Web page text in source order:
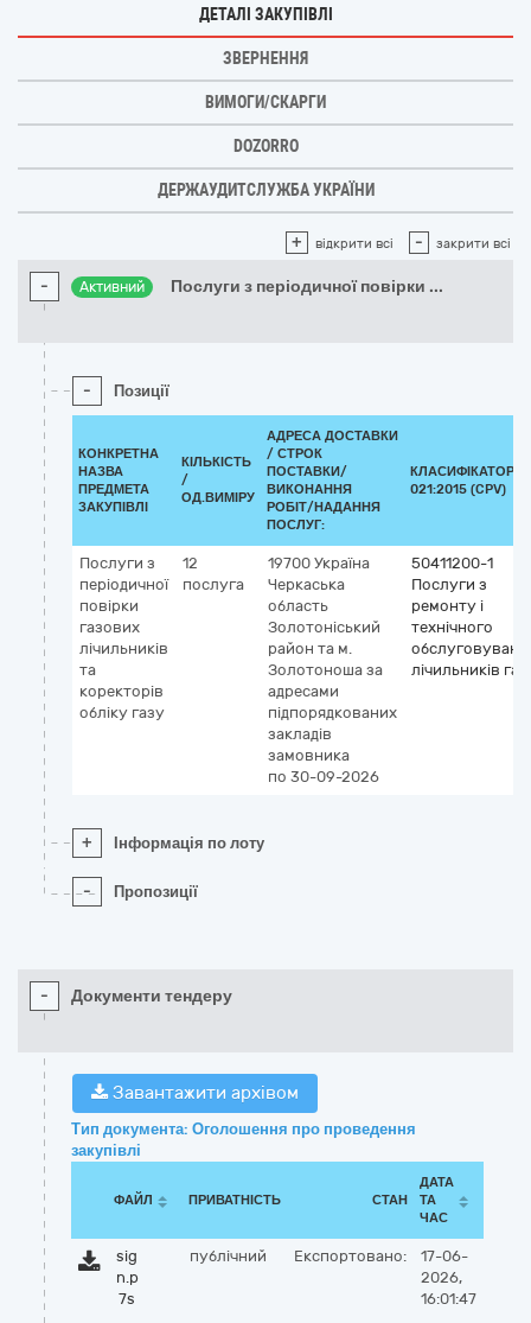
ДЕТАЛІ ЗАКУПІВЛІ
ЗВЕРНЕННЯ
ВИМОГИ/СКАРГИ
DOZORRO
ДЕРЖАУДИТСЛУЖБА УКРАЇНИ
+ відкрити всі - закрити всі
- Активний Послуги з періодичної повірки ...
- Позиції
КОНКРЕТНА
НАЗВА
ПРЕДМЕТА
ЗАКУПІВЛІ
КІЛЬКІСТЬ
/
ОД.ВИМІРУ
АДРЕСА ДОСТАВКИ
/ СТРОК
ПОСТАВКИ/
ВИКОНАННЯ
РОБІТ/НАДАННЯ
ПОСЛУГ:
КЛАСИФІКАТОР
021:2015 (CPV)
Послуги з
періодичної
повірки
газових
лічильників
та
коректорів
обліку газу
12
послуга
19700 Україна
Черкаська
область
Золотоніський
район та м.
Золотоноша за
адресами
підпорядкованих
закладів
замовника
по 30-09-2026
50411200-1
Послуги з
ремонту і
технічного
лічильників
+ Інформація по лоту
- Пропозиції
- Документи тендеру
Завантажити архівом
Тип документа: Оголошення про проведення
закупівлі
ФАЙЛ ПРИВАТНІСТЬ СТАН
ДАТА
ТА
ЧАС
sig
n.p
7s
публічний Експортовано:
17-06-
2026,
16:01:47